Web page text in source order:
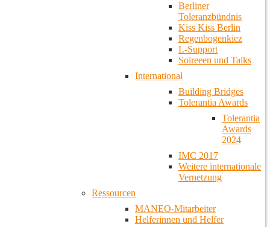
Berliner
Toleranzbündnis
Kiss Kiss Berlin
Regenbogenkiez
L-Support
Soireeen und Talks
International
Building Bridges
Tolerantia Awards
Tolerantia
Awards
2024
IMC 2017
Weitere internationale
Vernetzung
Ressourcen
MANEO-Mitarbeiter
Helferinnen und Helfer